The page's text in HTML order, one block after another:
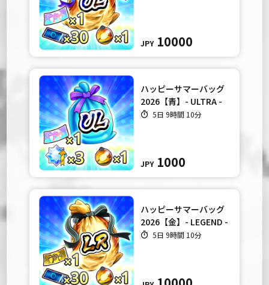
JPY 10000
ハッピーサマーバッグ
2026【青】- ULTRA -
5日 9時間 10分
JPY 1000
ハッピーサマーバッグ
2026【金】- LEGEND -
5日 9時間 10分